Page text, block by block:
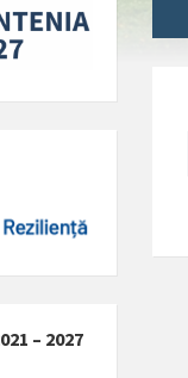
– 2027